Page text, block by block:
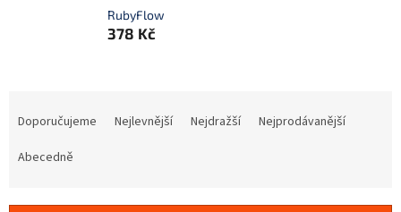
RubyFlow
378 Kč
Doporučujeme Nejlevnější Nejdražší
Nejprodávanější
Abecedně